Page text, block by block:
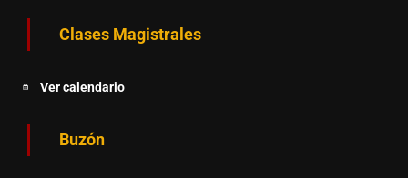
Clases Magistrales
Ver calendario
Buzón